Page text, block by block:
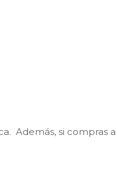
si compras a